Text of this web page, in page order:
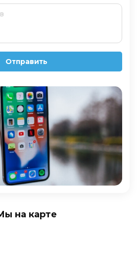
Отправить
на карте